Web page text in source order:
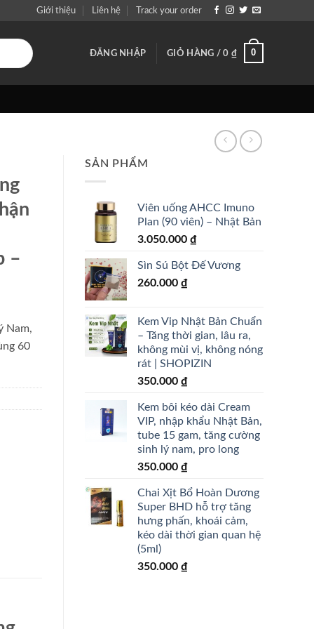
Giới thiệu Liên hệ Track your order
ĐĂNG NHẬP GIỎ HÀNG /0 ₫ 0
SẢN PHẨM
Viên uống AHCC Imuno
Plan (90 viên) – Nhật Bản
3.050.000 ₫
Sìn Sú Bột Đế Vương
260.000 ₫
Kem Vip Nhật Bản Chuẩn
– Tăng thời gian, lâu ra,
không mùi vị, không nóng
rát | SHOPIZIN
350.000 ₫
Kem bôi kéo dài Cream
VIP, nhập khẩu Nhật Bản,
tube 15 gam, tăng cường
sinh lý nam, pro long
350.000 ₫
Chai Xịt Bổ Hoàn Dương
Super BHD hỗ trợ tăng
hưng phấn, khoái cảm,
kéo dài thời gian quan hệ
(5ml)
350.000 ₫
–
Nam,
60